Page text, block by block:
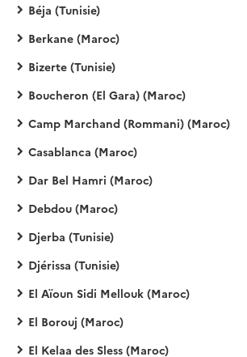
Béja (Tunisie)
Berkane (Maroc)
Bizerte (Tunisie)
Boucheron (El Gara) (Maroc)
Camp Marchand (Rommani) (Maroc)
Casablanca (Maroc)
Dar Bel Hamri (Maroc)
Debdou (Maroc)
Djerba (Tunisie)
Djérissa (Tunisie)
El Aïoun Sidi Mellouk (Maroc)
El Borouj (Maroc)
El Kelaa des Sless (Maroc)